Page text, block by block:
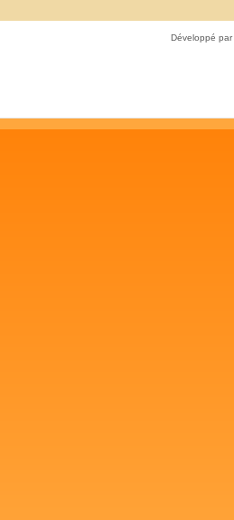
Développé par